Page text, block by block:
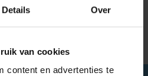
Details Over
van cookies
content en advertenties te